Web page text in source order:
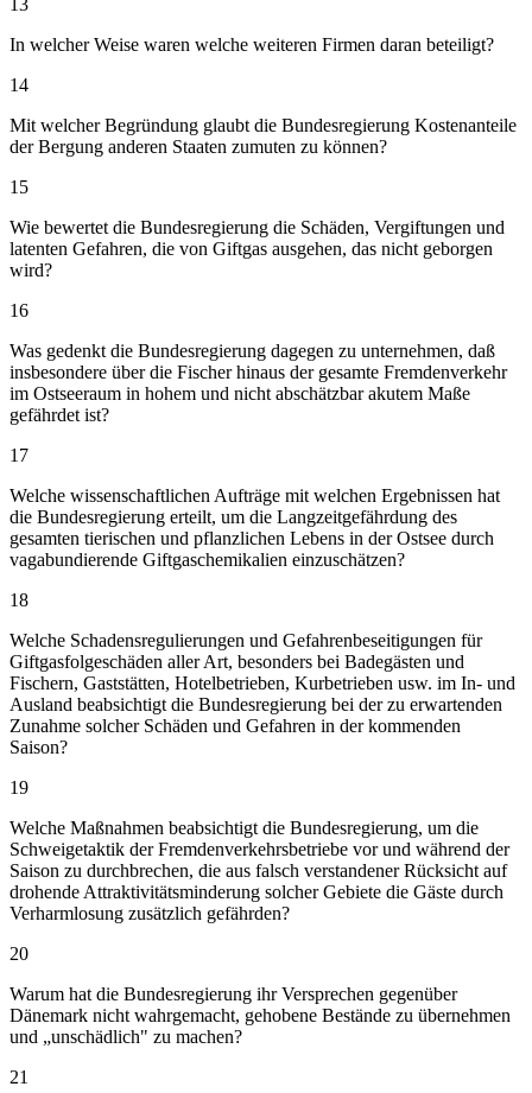
In welcher Weise waren welche weiteren Firmen daran beteiligt?
14
Mit welcher Begründung glaubt die Bundesregierung Kostenanteile
der Bergung anderen Staaten zumuten zu können?
15
Wie bewertet die Bundesregierung die Schäden, Vergiftungen und
latenten Gefahren, die von Giftgas ausgehen, das nicht geborgen
wird?
16
Was gedenkt die Bundesregierung dagegen zu unternehmen, daß
insbesondere über die Fischer hinaus der gesamte Fremdenverkehr
im Ostseeraum in hohem und nicht abschätzbar akutem Maße
gefährdet ist?
17
Welche wissenschaftlichen Aufträge mit welchen Ergebnissen hat
die Bundesregierung erteilt, um die Langzeitgefährdung des
gesamten tierischen und pflanzlichen Lebens in der Ostsee durch
vagabundierende Giftgaschemikalien einzuschätzen?
18
Welche Schadensregulierungen und Gefahrenbeseitigungen für
Giftgasfolgeschäden aller Art, besonders bei Badegästen und
Fischern, Gaststätten, Hotelbetrieben, Kurbetrieben usw. im In- und
Ausland beabsichtigt die Bundesregierung bei der zu erwartenden
Zunahme solcher Schäden und Gefahren in der kommenden
Saison?
19
Welche Maßnahmen beabsichtigt die Bundesregierung, um die
Schweigetaktik der Fremdenverkehrsbetriebe vor und während der
Saison zu durchbrechen, die aus falsch verstandener Rücksicht auf
drohende Attraktivitätsminderung solcher Gebiete die Gäste durch
Verharmlosung zusätzlich gefährden?
20
Warum hat die Bundesregierung ihr Versprechen gegenüber
Dänemark nicht wahrgemacht, gehobene Bestände zu übernehmen
und „unschädlich" zu machen?
21